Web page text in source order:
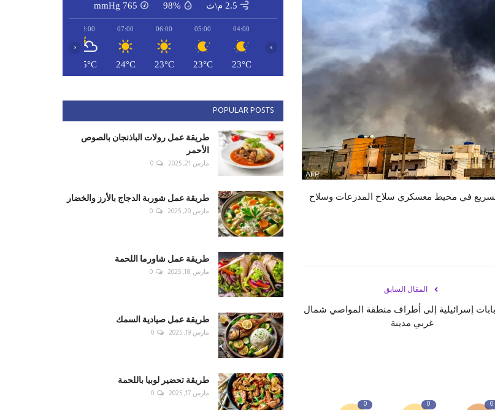
السريع في محيط معسكري سلاح المدرعات وسلاح
المقال السابق
إسرائيلية إلى أطراف منطقة المواصي شمال
غربي مدينة
0
0
0
2.5 م\ث 98%
765
mmHg
04:00
23°C
05:00
23°C
06:00
23°C
07:00
24°C
08:00
25°C
‹ ›
POPULAR POSTS
طريقة عمل رولات الباذنجان بالصوص
الأحمر
مارس 21, 2025 0
طريقة عمل شوربة الدجاج بالأرز والخضار
مارس 20, 2025 0
طريقة عمل شاورما اللحمة
مارس 18, 2025 0
طريقة عمل صيادية السمك
مارس 19, 2025 0
طريقة تحضير لوبيا باللحمة
مارس 17, 2025 0